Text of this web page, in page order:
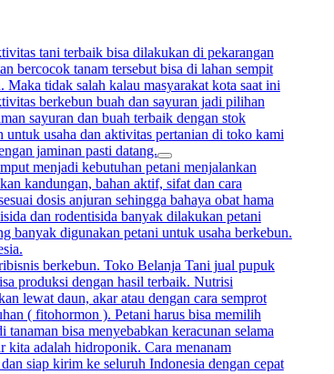
tani terbaik bisa dilakukan di pekarangan
bercocok tanam tersebut bisa di lahan sempit
tidak salah kalau masyarakat kota saat ini
berkebun buah dan sayuran jadi pilihan
sayuran dan buah terbaik dengan stok
usaha dan aktivitas pertanian di toko kami
jaminan pasti datang.
menjadi kebutuhan petani menjalankan
kandungan, bahan aktif, sifat dan cara
dosis anjuran sehingga bahaya obat hama
dan rodentisida banyak dilakukan petani
banyak digunakan petani untuk usaha berkebun.
berkebun. Toko Belanja Tani jual pupuk
produksi dengan hasil terbaik. Nutrisi
lewat daun, akar atau dengan cara semprot
( fitohormon ). Petani harus bisa memilih
bisa menyebabkan keracunan selama
kita adalah hidroponik. Cara menanam
siap kirim ke seluruh Indonesia dengan cepat